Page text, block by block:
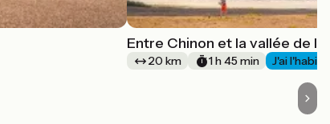
Entre Chinon et la vallée de
20 km 1 h 45 min J'ai